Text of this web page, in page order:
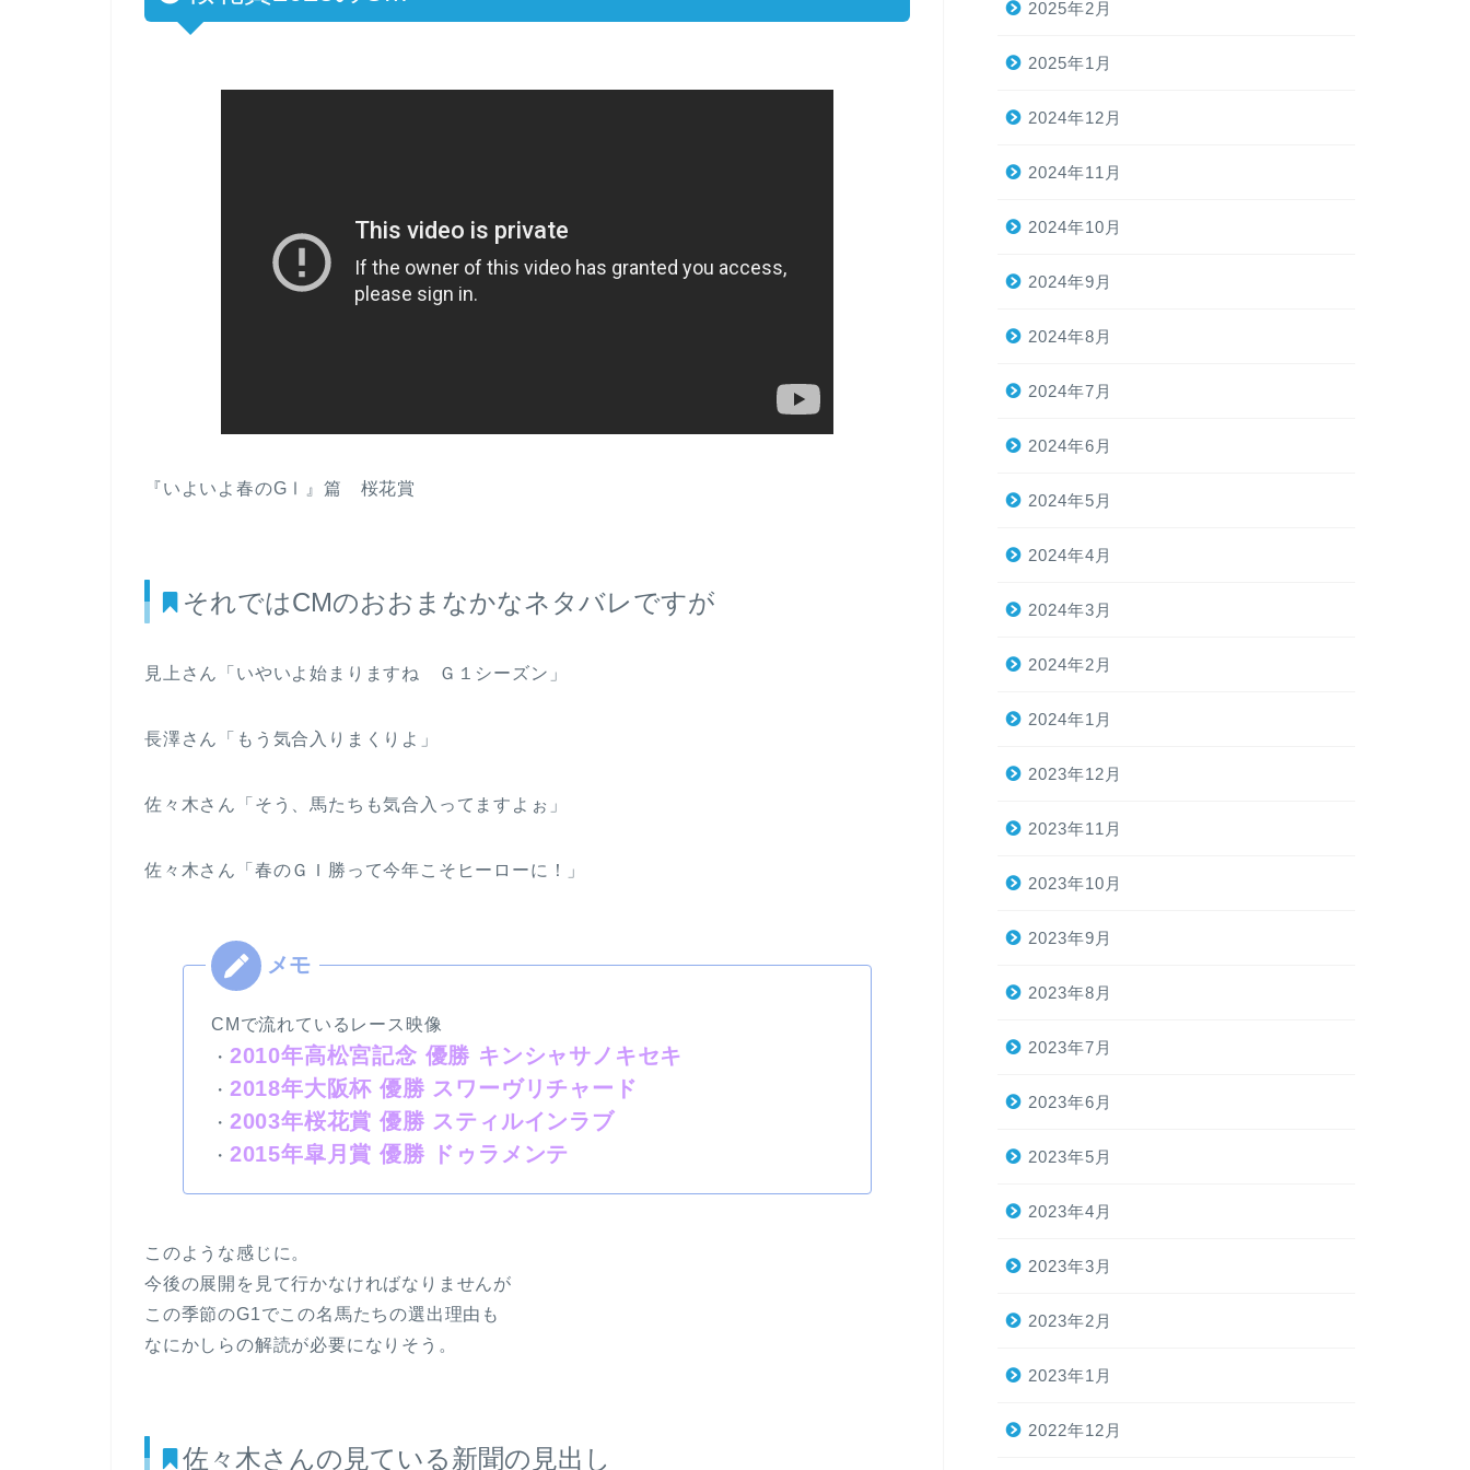
『いよいよ春のGⅠ』篇 桜花賞
それではCMのおおまなかなネタバレですが
見上さん「いやいよ始まりますね Ｇ１シーズン」
長澤さん「もう気合入りまくりよ」
佐々木さん「そう、馬たちも気合入ってますよぉ」
佐々木さん「春のＧＩ勝って今年こそヒーローに！」
CMで流れているレース映像
・ 2010年高松宮記念 優勝 キンシャサノキセキ
・ 2018年大阪杯 優勝 スワーヴリチャード
・ 2003年桜花賞 優勝 スティルインラブ
・ 2015年皐月賞 優勝 ドゥラメンテ
このような感じに。
今後の展開を見て行かなければなりませんが
この季節のG1でこの名馬たちの選出理由も
なにかしらの解読が必要になりそう。
佐々木さんの見ている新聞の見出し
2025年2月
2025年1月
2024年12月
2024年11月
2024年10月
2024年9月
2024年8月
2024年7月
2024年6月
2024年5月
2024年4月
2024年3月
2024年2月
2024年1月
2023年12月
2023年11月
2023年10月
2023年9月
2023年8月
2023年7月
2023年6月
2023年5月
2023年4月
2023年3月
2023年2月
2023年1月
2022年12月